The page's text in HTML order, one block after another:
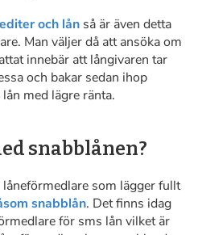
och lån så är även detta
Man väljer då att ansöka om
innebär att långivaren tar
och bakar sedan ihop
med lägre ränta.
snabblånen?
som lägger fullt
snabblån. Det finns idag
för sms lån vilket är